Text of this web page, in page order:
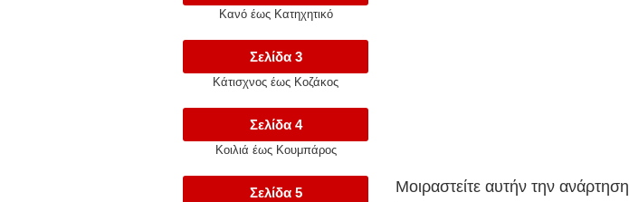
Μοιραστείτε αυτήν την ανάρτηση
Κανό έως Κατηχητικό
Σελίδα 3
Κάτισχνος έως Κοζάκος
Σελίδα 4
Κοιλιά έως Κουμπάρος
Σελίδα 5